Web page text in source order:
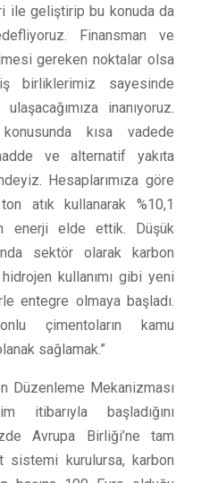
ile geliştirip bu konuda da
Finansman ve
gereken noktalar olsa
birliklerimiz sayesinde
inanıyoruz.
kısa vadede
ve alternatif yakıta
Hesaplarımıza göre
atık kullanarak %10,1
enerji elde ettik. Düşük
sektör olarak karbon
kullanımı gibi yeni
entegre olmaya başladı.
çimentoların kamu
sağlamak.”
Düzenleme Mekanizması
başladığını
Avrupa Birliği’ne tam
kurulursa, karbon